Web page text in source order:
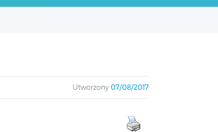
Utworzony 07/08/2017